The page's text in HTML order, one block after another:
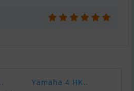
Yamaha 4 HK..